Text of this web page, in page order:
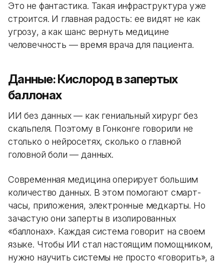
Это не фантастика. Такая инфраструктура уже
строится. И главная радость: ее видят не как
угрозу, а как шанс вернуть медицине
человечность — время врача для пациента.
Данные: Кислород в запертых
баллонах
ИИ без данных — как гениальный хирург без
скальпеля. Поэтому в Гонконге говорили не
столько о нейросетях, сколько о главной
головной боли — данных.
Современная медицина оперирует большим
количество данных. В этом помогают смарт-
часы, приложения, электронные медкарты. Но
зачастую они заперты в изолированных
«баллонах». Каждая система говорит на своем
языке. Чтобы ИИ стал настоящим помощником,
нужно научить системы не просто «говорить», а